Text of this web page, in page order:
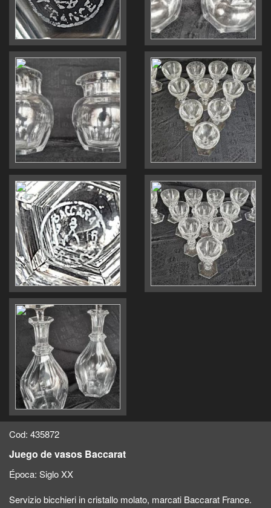
Cod: 435872
Juego de vasos Baccarat
Época: Siglo XX
Servizio bicchieri in cristallo molato, marcati Baccarat France.